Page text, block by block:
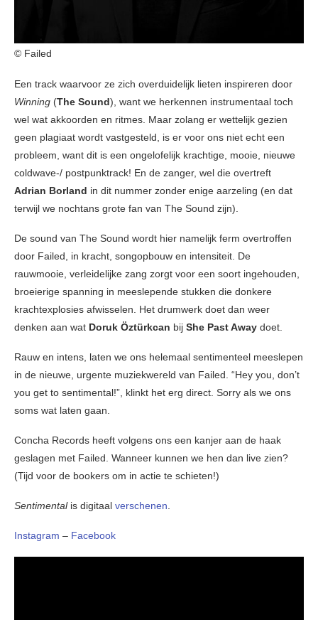
© Failed
Een track waarvoor ze zich overduidelijk lieten inspireren door
Winning (The Sound), want we herkennen instrumentaal toch
wel wat akkoorden en ritmes. Maar zolang er wettelijk gezien
geen plagiaat wordt vastgesteld, is er voor ons niet echt een
probleem, want dit is een ongelofelijk krachtige, mooie, nieuwe
coldwave-/ postpunktrack! En de zanger, wel die overtreft
Adrian Borland in dit nummer zonder enige aarzeling (en dat
terwijl we nochtans grote fan van The Sound zijn).
De sound van The Sound wordt hier namelijk ferm overtroffen
door Failed, in kracht, songopbouw en intensiteit. De
rauwmooie, verleidelijke zang zorgt voor een soort ingehouden,
broeierige spanning in meeslepende stukken die donkere
krachtexplosies afwisselen. Het drumwerk doet dan weer
denken aan wat Doruk Öztürkcan bij She Past Away doet.
Rauw en intens, laten we ons helemaal sentimenteel meeslepen
in de nieuwe, urgente muziekwereld van Failed. “Hey you, don’t
you get to sentimental!”, klinkt het erg direct. Sorry als we ons
soms wat laten gaan.
Concha Records heeft volgens ons een kanjer aan de haak
geslagen met Failed. Wanneer kunnen we hen dan live zien?
(Tijd voor de bookers om in actie te schieten!)
Sentimentalis digitaal verschenen.
Instagram – Facebook